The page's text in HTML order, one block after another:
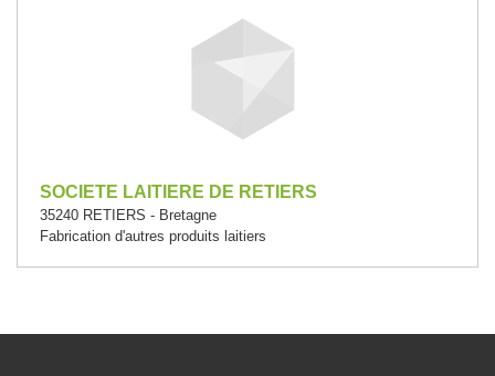
SOCIETE LAITIERE DE RETIERS
35240 RETIERS - Bretagne
Fabrication d'autres produits laitiers